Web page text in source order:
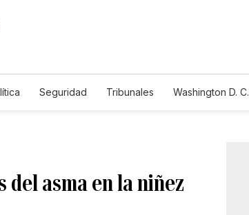
Seguridad Tribunales Washington D. C.
del asma en la niñez